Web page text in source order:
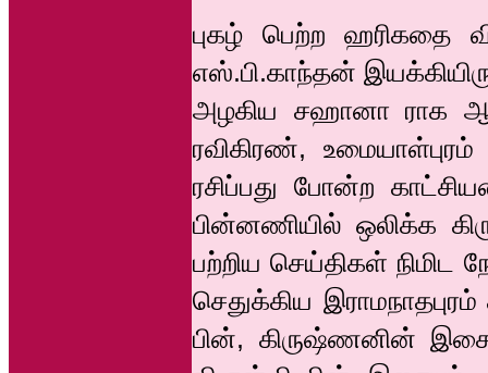
புகழ் பெற்ற ஹரிகதை
எஸ்.பி.காந்தன்
அழகிய சஹானா ராக
ரவிகிரண்,
ரசிப்பது போன்ற
பின்னணியில் ஒலிக்க
பற்றிய செய்திகள் நிமிட
செதுக்கிய இராமநாதபுரம்
பின், கிருஷ்ணனின்